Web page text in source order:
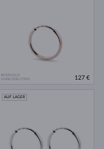
ROSÉGOLD
OHNE EDELSTEIN
127 €
AUF LAGER